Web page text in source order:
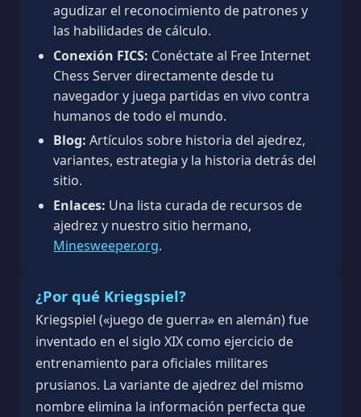
agudizar el reconocimiento de patrones y
las habilidades de cálculo.
Conexión FICS: Conéctate al Free Internet
Chess Server directamente desde tu
navegador y juega partidas en vivo contra
humanos de todo el mundo.
Blog: Artículos sobre historia del ajedrez,
variantes, estrategia y la historia detrás del
sitio.
Enlaces: Una lista curada de recursos de
ajedrez y nuestro sitio hermano,
Minesweeper.org.
¿Por qué Kriegspiel?
Kriegspiel («juego de guerra» en alemán) fue
inventado en el siglo XIX como ejercicio de
entrenamiento para oficiales militares
prusianos. La variante de ajedrez del mismo
nombre elimina la información perfecta que